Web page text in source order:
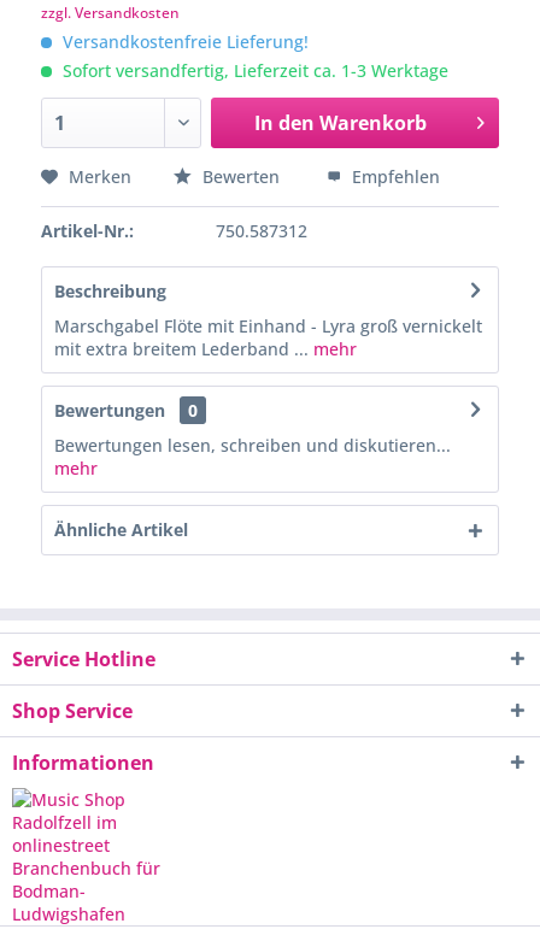
zzgl. Versandkosten
Versandkostenfreie Lieferung!
Sofort versandfertig, Lieferzeit ca. 1-3 Werktage
In den Warenkorb
Merken Bewerten Empfehlen
Artikel-Nr.: 750.587312
Beschreibung
Marschgabel Flöte mit Einhand - Lyra groß vernickelt
mit extra breitem Lederband ... mehr
Bewertungen
0
Bewertungen lesen, schreiben und diskutieren...
mehr
Ähnliche Artikel
Service Hotline
Shop Service
Informationen